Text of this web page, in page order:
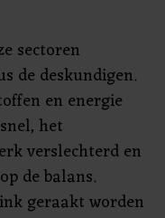
sectoren
de deskundigen.
en energie
het
verslechterd en
de balans.
geraakt worden